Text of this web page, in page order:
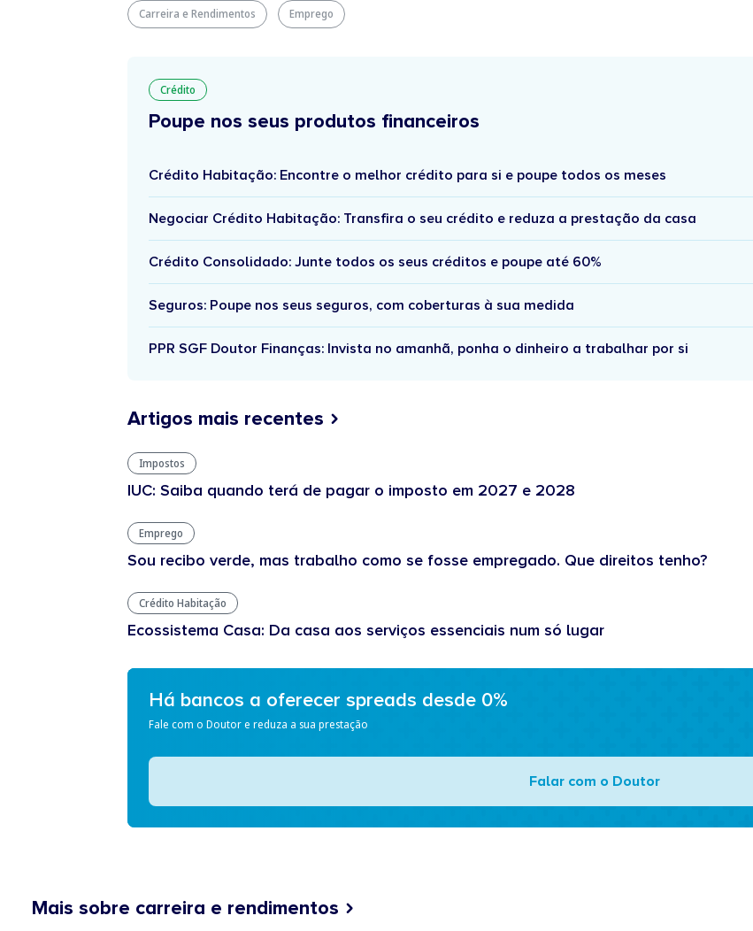
Carreira e Rendimentos Emprego
Crédito
Poupe nos seus produtos financeiros
Crédito Habitação: Encontre o melhor crédito para si e poupe todos os meses
Negociar Crédito Habitação: Transfira o seu crédito e reduza a prestação da casa
Crédito Consolidado: Junte todos os seus créditos e poupe até 60%
Seguros: Poupe nos seus seguros, com coberturas à sua medida
PPR SGF Doutor Finanças: Invista no amanhã, ponha o dinheiro a trabalhar por si
Artigos mais recentes
Impostos
IUC: Saiba quando terá de pagar o imposto em 2027 e 2028
Emprego
Sou recibo verde, mas trabalho como se fosse empregado. Que direitos tenho?
Crédito Habitação
Ecossistema Casa: Da casa aos serviços essenciais num só lugar
Há bancos a oferecer spreads desde 0%
Fale com o Doutor e reduza a sua prestação
Falar com o Doutor
Mais sobre carreira e rendimentos